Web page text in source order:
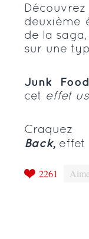
deuxième
de la
sur une
Junk Food
cet effet
Back, effet
2261